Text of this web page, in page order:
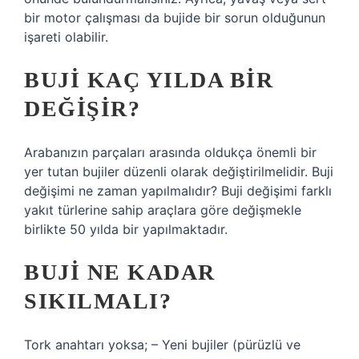
bir motor çalışması da bujide bir sorun olduğunun
işareti olabilir.
BUJI KAÇ YILDA BIR
DEĞIŞIR?
Arabanızın parçaları arasında oldukça önemli bir
yer tutan bujiler düzenli olarak değiştirilmelidir. Buji
değişimi ne zaman yapılmalıdır? Buji değişimi farklı
yakıt türlerine sahip araçlara göre değişmekle
birlikte 50 yılda bir yapılmaktadır.
BUJI NE KADAR
SIKILMALI?
Tork anahtarı yoksa; – Yeni bujiler (pürüzlü ve